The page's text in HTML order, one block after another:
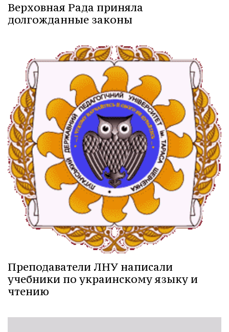
Верховная Рада приняла
долгожданные законы
Преподаватели ЛНУ написали
учебники по украинскому языку и
чтению